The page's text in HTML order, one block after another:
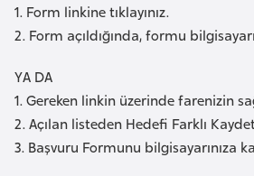
e
r
1. Form linkine tıklayınız.
2. Form açıldığında, formu
YA DA
1. Gereken linkin üzerinde farenizin
2. Açılan listeden Hedefi Farklı
3. Başvuru Formunu bilgisayarınıza
a
z
e
r
b